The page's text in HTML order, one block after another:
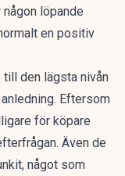
löpande
en positiv
den lägsta nivån
Eftersom
för köpare
Även de
något som